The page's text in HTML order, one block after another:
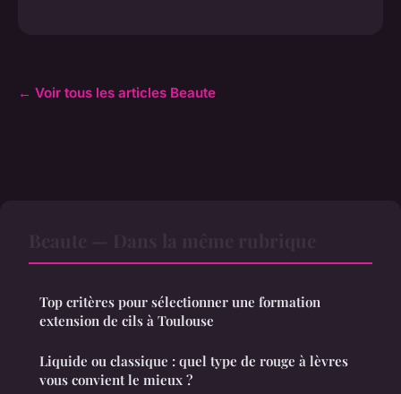
← Voir tous les articles Beaute
Top critères pour sélectionner une formation
extension de cils à Toulouse
Liquide ou classique : quel type de rouge à lèvres
vous convient le mieux ?